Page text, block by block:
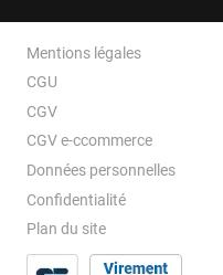
Mentions légales
CGU
CGV
CGV e-ccommerce
Données personnelles
Confidentialité
Plan du site